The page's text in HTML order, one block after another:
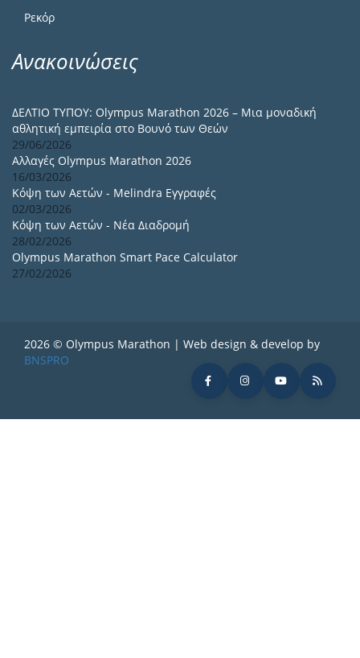
Ρεκόρ
Ανακοινώσεις
ΔΕΛΤΙΟ ΤΥΠΟΥ: Olympus Marathon 2026 – Μια μοναδική
αθλητική εμπειρία στο Βουνό των Θεών
29/06/2026
Αλλαγές Olympus Marathon 2026
16/03/2026
Κόψη των Αετών - Melindra Εγγραφές
02/03/2026
Κόψη των Αετών - Νέα Διαδρομή
28/02/2026
Olympus Marathon Smart Pace Calculator
27/02/2026
2026 © Olympus Marathon | Web design & develop by
BNSPRO